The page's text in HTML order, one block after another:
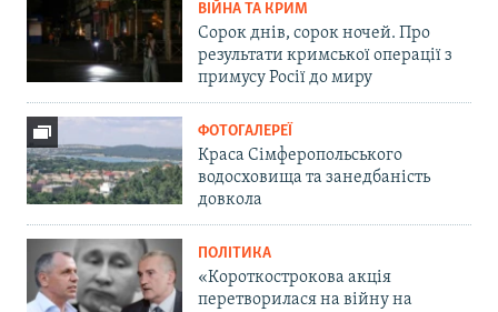
ВІЙНА ТА КРИМ
Сорок днів, сорок ночей. Про
результати кримської операції з
примусу Росії до миру
ФОТОГАЛЕРЕЇ
Краса Сімферопольського
водосховища та занедбаність
довкола
ПОЛІТИКА
«Короткострокова акція
перетворилася на війну на